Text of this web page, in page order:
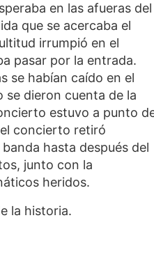
en las afueras del
que se acercaba el
irrumpió en el
pasar por la entrada.
se habían caído en el
dieron cuenta de la
estuvo a punto
concierto retiró
hasta después del
junto con la
heridos.
la historia.